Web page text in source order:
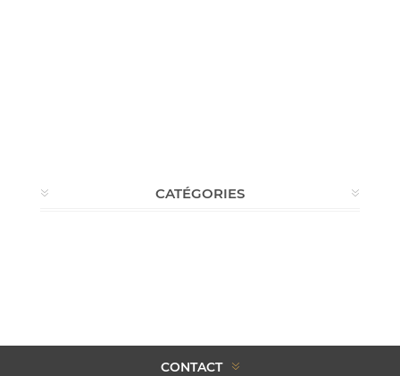
CATÉGORIES
CONTACT